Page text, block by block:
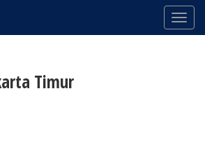
Timur